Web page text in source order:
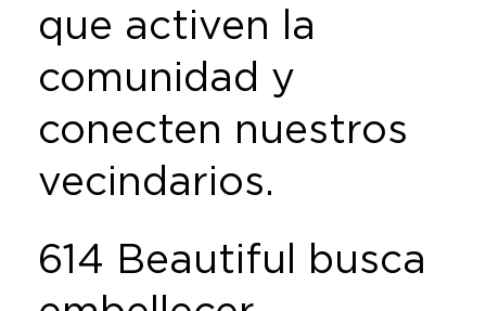
que activen la
comunidad y
conecten nuestros
vecindarios.
614 Beautiful busca